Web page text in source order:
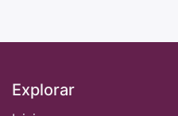
Explorar